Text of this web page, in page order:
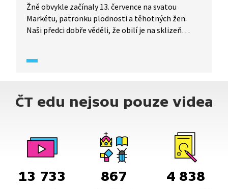
Žně obvykle začínaly 13. července na svatou
Markétu, patronku plodnosti a těhotných žen.
Naši předci dobře věděli, že obilí je na sklizeň
zvyky se dochovaly z pohanských dob a jaké
ČT edu nejsou pouze videa
13 733 867 4 838